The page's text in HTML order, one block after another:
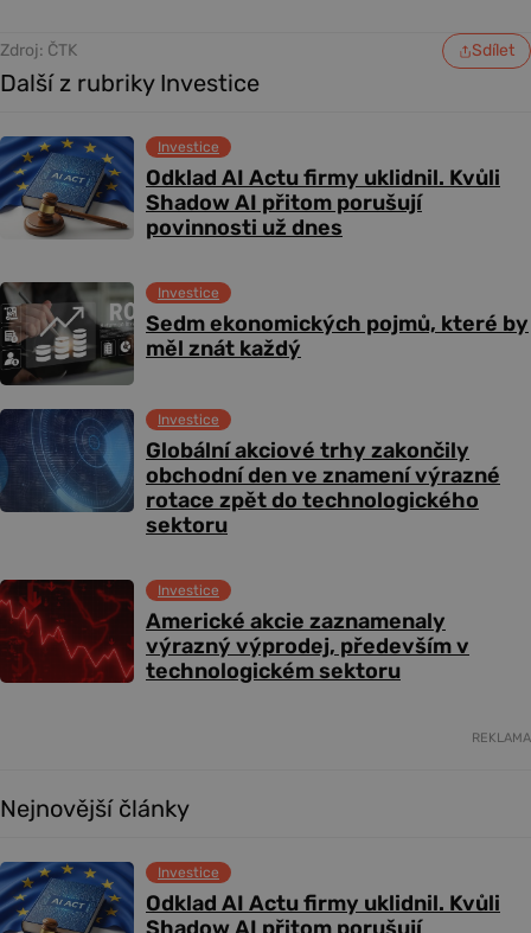
Zdroj: ČTK Sdílet
Další z rubriky Investice
Odklad AI Actu firmy uklidnil. Kvůli
Shadow AI přitom porušují
povinnosti už dnes
Investice
Sedm ekonomických pojmů, které by
měl znát každý
Investice
Globální akciové trhy zakončily
obchodní den ve znamení výrazné
rotace zpět do technologického
sektoru
Investice
Americké akcie zaznamenaly
výrazný výprodej, především v
technologickém sektoru
Investice
REKLAMA
Nejnovější články
Odklad AI Actu firmy uklidnil. Kvůli
Investice